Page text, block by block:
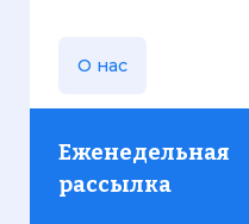
О нас
Еженедельная
рассылка